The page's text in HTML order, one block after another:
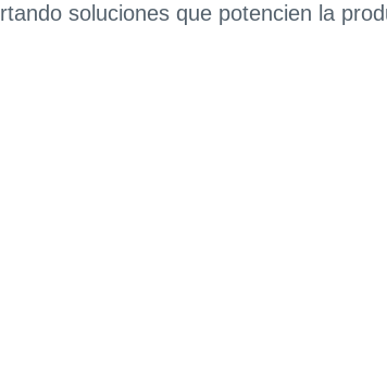
soluciones que potencien la